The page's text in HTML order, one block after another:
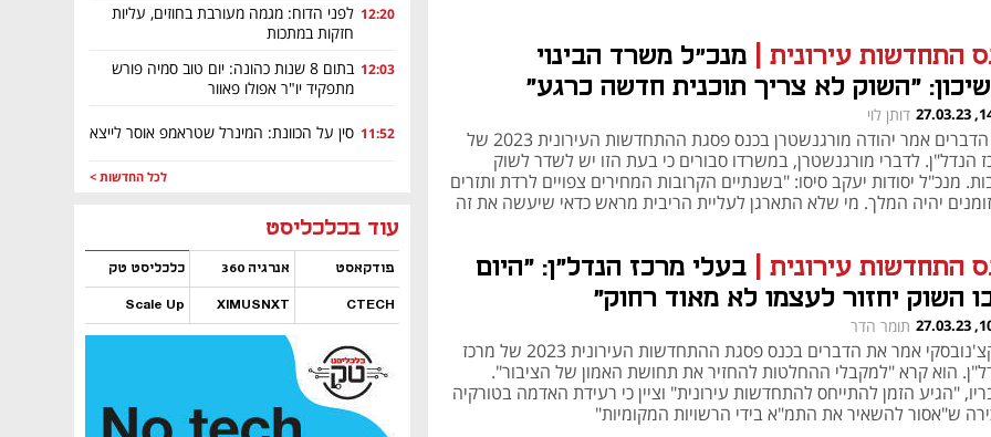
12:20 לפני הדוח: מגמה מעורבת בחוזים, עליות
חזקות במתכות
12:03
בתום 8 שנות כהונה: יום טוב סמיה פורש
מתפקיד יו"ר אפולו פאוור
11:52 סין על הכוונת: המינרל שטראמפ אוסר לייצא
לכל החדשות >
עוד בכלכליסט
פודקאסט אנרגיה 360 כלכליסט טק
CTECH
XIMUSNXT
Scale Up
נפתח בכרטיסייה חדשה
נפתח בכרטיסייה חדשה
התחדשות עירונית
מנכ״ל משרד הבינוי
"השוק לא צריך תוכנית חדשה כרגע"
דותן לוי
את הדברים אמר יהודה מורגנשטרן בכנס פסגת ההתחדשות העירונית 2023 של
הנדל"ן. לדברי מורגנשטרן, במשרדו סבורים כי בעת הזו יש לשדר לשוק
מנכ"ל יסודות יעקב סיסו: "בשנתיים הקרובות המחירים צפויים לרדת ותזרים
יהיה המלך. מי שלא התארגן לעליית הריבית מראש כדאי שיעשה את זה
התחדשות עירונית
בעלי מרכז הנדל"ן: "היום
השוק יחזור לעצמו לא מאוד רחוק"
תומר הדר
דן קצ'נובסקי אמר את הדברים בכנס פסגת ההתחדשות העירונית 2023 של מרכז
הוא קרא "למקבלי ההחלטות להחזיר את תחושת האמון של הציבור".
"הגיע הזמן להתייחס להתחדשות עירונית" וציין כי רעידת האדמה בטורקיה
ש"אסור להשאיר את התמ"א בידי הרשויות המקומיות"